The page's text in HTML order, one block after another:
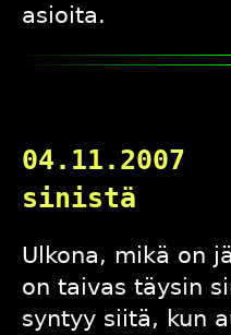
asioita.
04.11.2007
sinistä
Ulkona, mikä on
on taivas täysin
syntyy siitä, kun